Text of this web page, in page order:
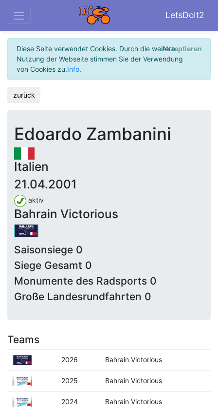
LetsDoIt2
Diese Seite verwendet Cookies. Durch die weitere
Nutzung der Webseite stimmen Sie der Verwendung
von Cookies zu.Info.
Akzeptieren
zurück
Edoardo Zambanini
Italien
21.04.2001
aktiv
Bahrain Victorious
Saisonsiege 0
Siege Gesamt 0
Monumente des Radsports 0
Große Landesrundfahrten 0
Teams
2026 Bahrain Victorious
2025 Bahrain Victorious
2024 Bahrain Victorious